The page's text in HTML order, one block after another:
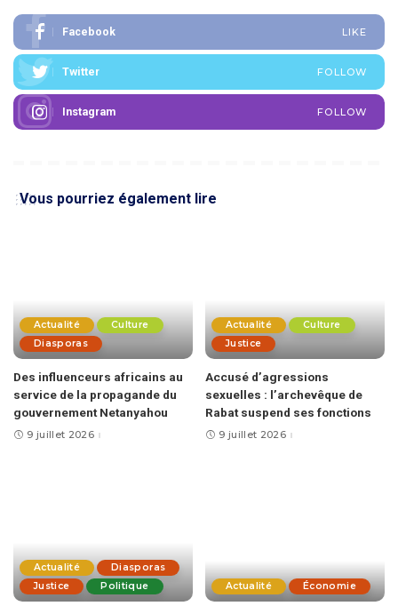
Facebook LIKE
Twitter FOLLOW
Instagram FOLLOW
Vous pourriez également lire
Actualité
Culture
Diasporas
Des influenceurs africains au
service de la propagande du
gouvernement Netanyahou
9 juillet 2026
Actualité
Culture
Justice
Accusé d’agressions
sexuelles : l’archevêque de
Rabat suspend ses fonctions
9 juillet 2026
Actualité
Diasporas
Justice
Politique Actualité Économie